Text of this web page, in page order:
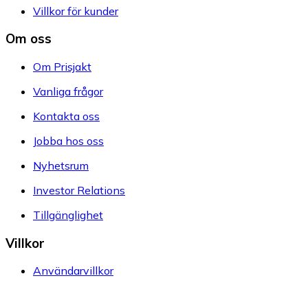
Villkor för kunder
Om oss
Om Prisjakt
Vanliga frågor
Kontakta oss
Jobba hos oss
Nyhetsrum
Investor Relations
Tillgänglighet
Villkor
Användarvillkor